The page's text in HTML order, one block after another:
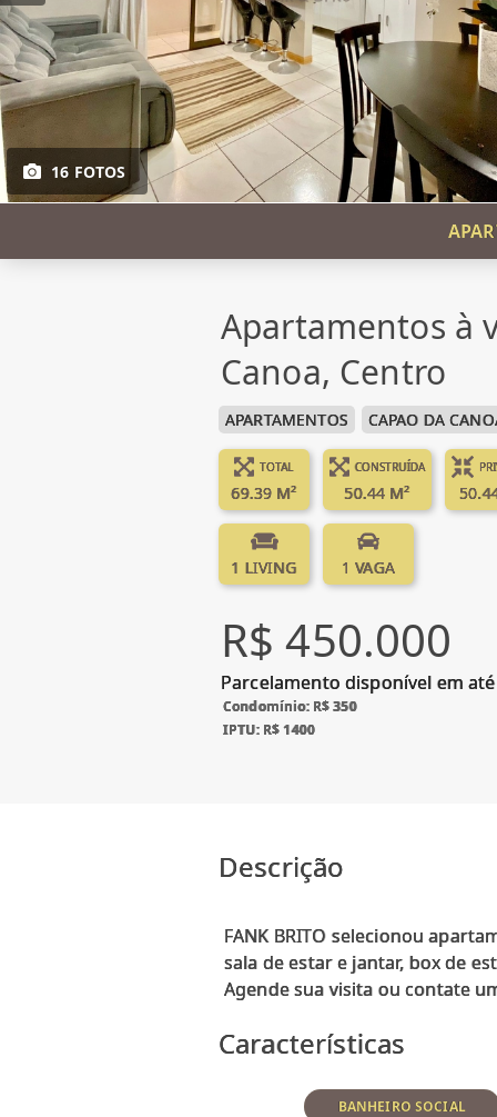
16 FOTOS
Apartamentos à
Canoa, Centro
APARTAMENTOS CAPAO DA
TOTAL
69.39 M²
CONSTRUÍDA
50.44 M²
1 LIVING 1 VAGA
R$ 450.000
Parcelamento disponível em
Condomínio: R$ 350
IPTU: R$ 1400
Descrição
FANK BRITO selecionou
sala de estar e jantar, box de
Características
BANHEIRO SOCIAL